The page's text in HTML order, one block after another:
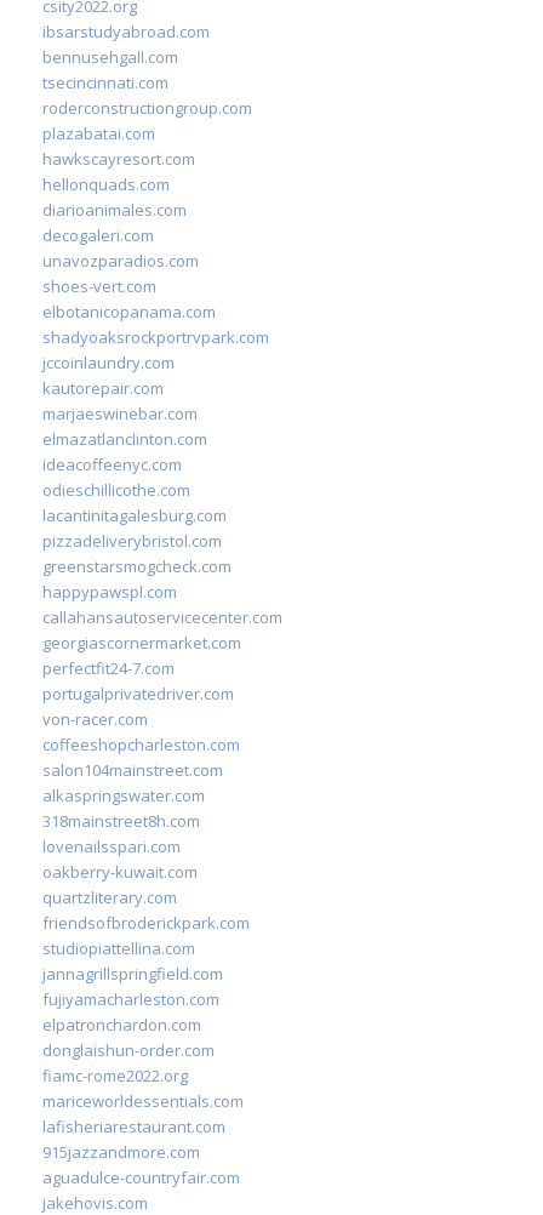
csity2022.org
ibsarstudyabroad.com
bennusehgall.com
tsecincinnati.com
roderconstructiongroup.com
plazabatai.com
hawkscayresort.com
hellonquads.com
diarioanimales.com
decogaleri.com
unavozparadios.com
shoes-vert.com
elbotanicopanama.com
shadyoaksrockportrvpark.com
jccoinlaundry.com
kautorepair.com
marjaeswinebar.com
elmazatlanclinton.com
ideacoffeenyc.com
odieschillicothe.com
lacantinitagalesburg.com
pizzadeliverybristol.com
greenstarsmogcheck.com
happypawspl.com
callahansautoservicecenter.com
georgiascornermarket.com
perfectfit24-7.com
portugalprivatedriver.com
von-racer.com
coffeeshopcharleston.com
salon104mainstreet.com
alkaspringswater.com
318mainstreet8h.com
lovenailsspari.com
oakberry-kuwait.com
quartzliterary.com
friendsofbroderickpark.com
studiopiattellina.com
jannagrillspringfield.com
fujiyamacharleston.com
elpatronchardon.com
donglaishun-order.com
fiamc-rome2022.org
mariceworldessentials.com
lafisheriarestaurant.com
915jazzandmore.com
aguadulce-countryfair.com
jakehovis.com